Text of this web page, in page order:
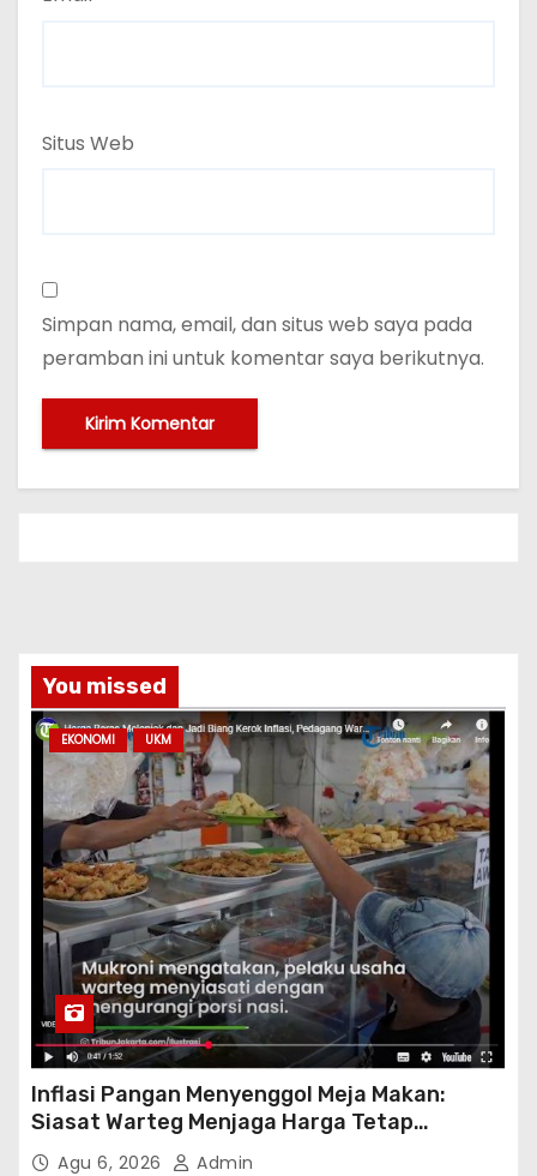
Situs Web
Simpan nama, email, dan situs web saya pada
peramban ini untuk komentar saya berikutnya.
You missed
EKONOMI UKM
Inflasi Pangan Menyenggol Meja Makan:
Siasat Warteg Menjaga Harga Tetap
Terjangkau
Agu 6, 2026 Admin